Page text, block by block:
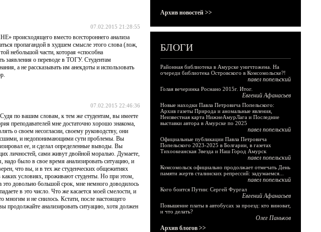
07.02.2015 21:28:55
происходящего вместо всестороннего анализа
пропагандой в худшем смысле этого слова (лож,
небольшой части, которая «способна
заявления о переводе в ТОГУ. Студентам
а не рассказывать им анекдоты и использовать
07.02.2015 22:46:36
по вашим словам, к тем же студентам, вы имеете
преподавателей мне достаточно хорошо знакома,
о своем несогласии, своему руководству, они
и недопонимающими сути проблемы. Вы
ее, и сделал определенные выводы. Вы
личностей, сами живут двойной моралью. Думаете,
надо было в свое время анализировать ситуацию, и
что вы, и в тех же студенческих общежитиях
каких условиях, проживают студенты. Но при этом,
это довольно большой срок, мне немного доводилось
в это число. Что же касается моей смелости, и
многим и не снилось. Кстати, после настоящего
продолжайте анализировать ситуацию, хотя должен
Архив новостей >>
БЛОГИ
Районная библиотека в Амурске уничтожена. На
очереди библиотека Островского в Комсомольске?!
павел попельский
Голая вечеринка Роснано 2015г. Итог.
Евгений Афанасьев
Новые находки Павла Петровича Попельского:
Архив газеты Природа и аномальные явления,
Неизвестная карта НижнеАмурЛага и Последние
выставки автора в Амурске по 2025
павел попельский
Официальные публикации Павла Петровича
Попельского 2023-2025 в Болгарии, в газетах
Тихоокеанская Звезда и Наш Город Амурск
павел попельский
Комсомольск официально продолжает отмечать День
памяти жертв сталинских репрессий: задумаемся...
павел попельский
Кого боится Путин: Сергей Фургал
Евгений Афанасьев
Повышение платы в автобусах за проезд: кто виноват,
и что делать?
Олег Паньков
Архив блогов >>